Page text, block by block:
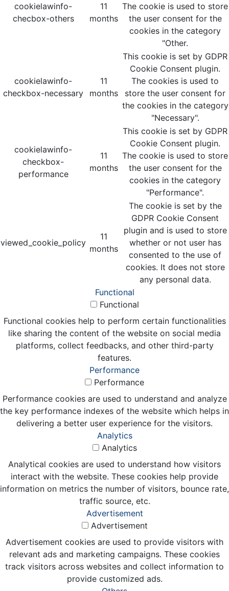
cookielawinfo-
checbox-others
11
months
The cookie is used to store
the user consent for the
cookies in the category
"Other.
cookielawinfo-
checkbox-necessary
11
months
This cookie is set by GDPR
Cookie Consent plugin.
The cookies is used to
store the user consent for
the cookies in the category
"Necessary".
cookielawinfo-
checkbox-
performance
11
months
This cookie is set by GDPR
Cookie Consent plugin.
The cookie is used to store
the user consent for the
cookies in the category
"Performance".
viewed_cookie_policy
11
months
The cookie is set by the
GDPR Cookie Consent
plugin and is used to store
whether or not user has
consented to the use of
cookies. It does not store
any personal data.
Functional
Functional
Functional cookies help to perform certain functionalities
like sharing the content of the website on social media
platforms, collect feedbacks, and other third-party
features.
Performance
Performance
Performance cookies are used to understand and analyze
the key performance indexes of the website which helps in
delivering a better user experience for the visitors.
Analytics
Analytics
Analytical cookies are used to understand how visitors
interact with the website. These cookies help provide
information on metrics the number of visitors, bounce rate,
traffic source, etc.
Advertisement
Advertisement
Advertisement cookies are used to provide visitors with
relevant ads and marketing campaigns. These cookies
track visitors across websites and collect information to
provide customized ads.